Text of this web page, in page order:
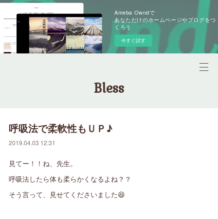
Ameba Owndで
あなただけのホームページやブログをつ
くろう
今すぐ試す
Bless
呼吸法で柔軟性もＵＰ♪
2019.04.03 12:31
見てー！！ね、先生。
呼吸法したら体も柔らかくなるよね？？
そう言って、見せてくださいました😆